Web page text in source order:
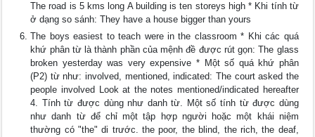
The road is 5 kms long A building is ten storeys high * Khi tính từ
ở dạng so sánh: They have a house bigger than yours
The boys easiest to teach were in the classroom * Khi các quá
khứ phân từ là thành phần của mệnh đề được rút gọn: The glass
broken yesterday was very expensive * Một số quá khứ phân
(P2) từ như: involved, mentioned, indicated: The court asked the
people involved Look at the notes mentioned/indicated hereafter
4. Tính từ được dùng như danh từ. Một số tính từ được dùng
như danh từ để chỉ một tập hợp người hoặc một khái niệm
thường có "the" di trước. the poor, the blind, the rich, the deaf,